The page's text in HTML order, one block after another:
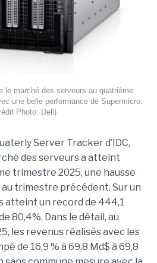
le marché des serveurs au quatrième
une belle performance de Supermicro.
Photo: Dell)
Server Tracker d’IDC,
des serveurs a atteint
trimestre 2025, une hausse
trimestre précédent. Sur un
atteint un record de 444,1
80,4%. Dans le détail, au
les revenus réalisés avec les
de 16,9 % à 69,8 Md$ à 69,8